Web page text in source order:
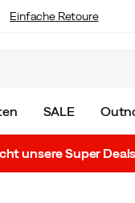
Einfache Retoure
SALE
unsere Super